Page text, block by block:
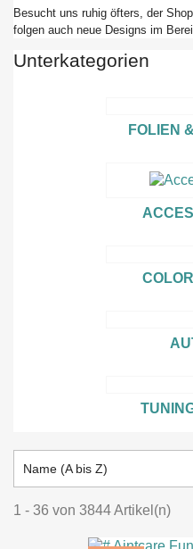
Besucht uns ruhig öfters, der
folgen auch neue Designs im
Unterkategorien
FOLIEN
Name (A bis Z)
1 - 36 von 3844 Artikel(n)